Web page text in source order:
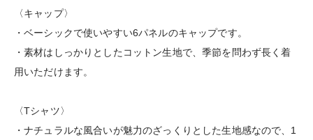
〈キャップ〉
・ベーシックで使いやすい6パネルのキャップです。
・素材はしっかりとしたコットン生地で、季節を問わず長く着
用いただけます。
〈Tシャツ〉
・ナチュラルな風合いが魅力のざっくりとした生地感なので、1